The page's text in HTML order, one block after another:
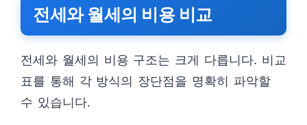
전세와 월세의 비용 비교
전세와 월세의 비용 구조는 크게 다릅니다. 비교
표를 통해 각 방식의 장단점을 명확히 파악할
수 있습니다.